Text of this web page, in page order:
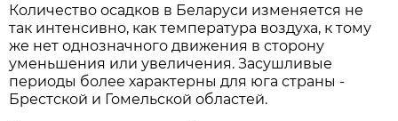
Количество осадков в Беларуси изменяется не
так интенсивно, как температура воздуха, к тому
же нет однозначного движения в сторону
уменьшения или увеличения. Засушливые
периоды более характерны для юга страны -
Брестской и Гомельской областей.